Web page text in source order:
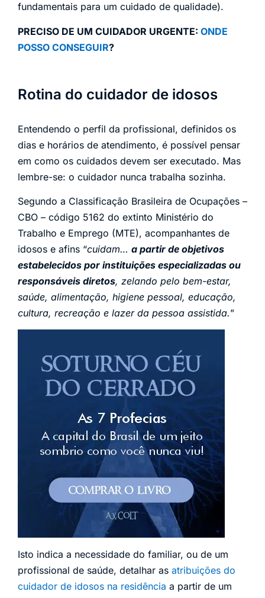
fundamentais para um cuidado de qualidade).
PRECISO DE UM CUIDADOR URGENTE: ONDE
POSSO CONSEGUIR?
Rotina do cuidador de idosos
Entendendo o perfil da profissional, definidos os
dias e horários de atendimento, é possível pensar
em como os cuidados devem ser executado. Mas
lembre-se: o cuidador nunca trabalha sozinha.
Segundo a Classificação Brasileira de Ocupações –
CBO – código 5162 do extinto Ministério do
Trabalho e Emprego (MTE), acompanhantes de
idosos e afins “cuidam… a partir de objetivos
estabelecidos por instituições especializadas ou
responsáveis diretos, zelando pelo bem-estar,
saúde, alimentação, higiene pessoal, educação,
cultura, recreação e lazer da pessoa assistida.”
Isto indica a necessidade do familiar, ou de um
profissional de saúde, detalhar as atribuições do
cuidador de idosos na residência a partir de um